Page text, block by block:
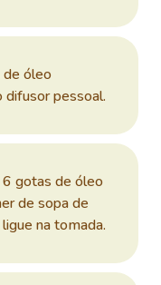
de óleo
difusor pessoal.
gotas de óleo
de sopa de
na tomada.